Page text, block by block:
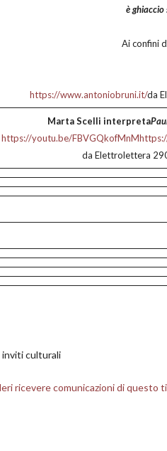
è
Ai confini
https://www.antoniobruni.it/da
Marta Scelli interpreta
https://youtu.be/FBVGQkofMnM
da Elettrolettera
inviti culturali
ricevere comunicazioni di